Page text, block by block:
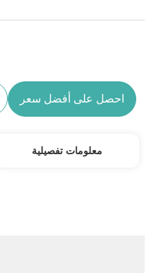
احصل على أفضل سعر
معلومات تفصيلية